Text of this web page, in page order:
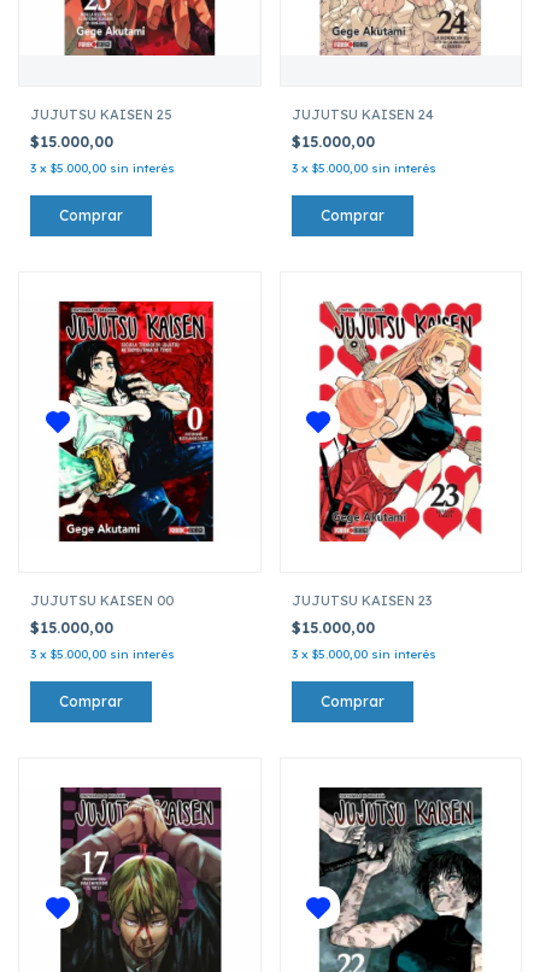
JUJUTSU KAISEN 25
$15.000,00
3 x $5.000,00 sin interés
JUJUTSU KAISEN 24
$15.000,00
3 x $5.000,00 sin interés
JUJUTSU KAISEN 00
$15.000,00
3 x $5.000,00 sin interés
JUJUTSU KAISEN 23
$15.000,00
3 x $5.000,00 sin interés